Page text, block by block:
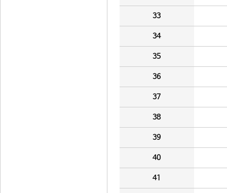
33
34
35
36
37
38
39
40
41